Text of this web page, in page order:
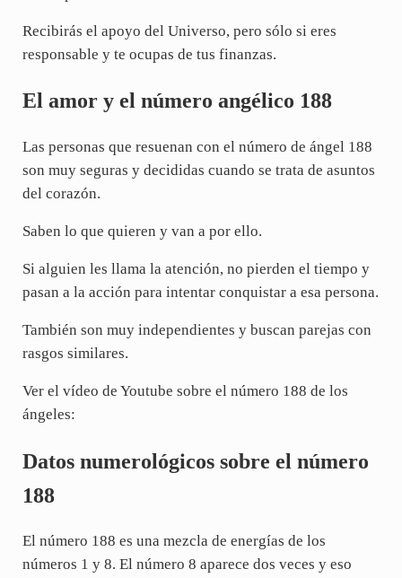
Recibirás el apoyo del Universo, pero sólo si eres
responsable y te ocupas de tus finanzas.
El amor y el número angélico 188
Las personas que resuenan con el número de ángel 188
son muy seguras y decididas cuando se trata de asuntos
del corazón.
Saben lo que quieren y van a por ello.
Si alguien les llama la atención, no pierden el tiempo y
pasan a la acción para intentar conquistar a esa persona.
También son muy independientes y buscan parejas con
rasgos similares.
Ver el vídeo de Youtube sobre el número 188 de los
ángeles:
Datos numerológicos sobre el número
188
El número 188 es una mezcla de energías de los
números 1 y 8. El número 8 aparece dos veces y eso